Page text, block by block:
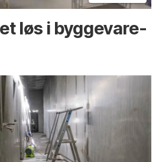
løs i bygge­vare­